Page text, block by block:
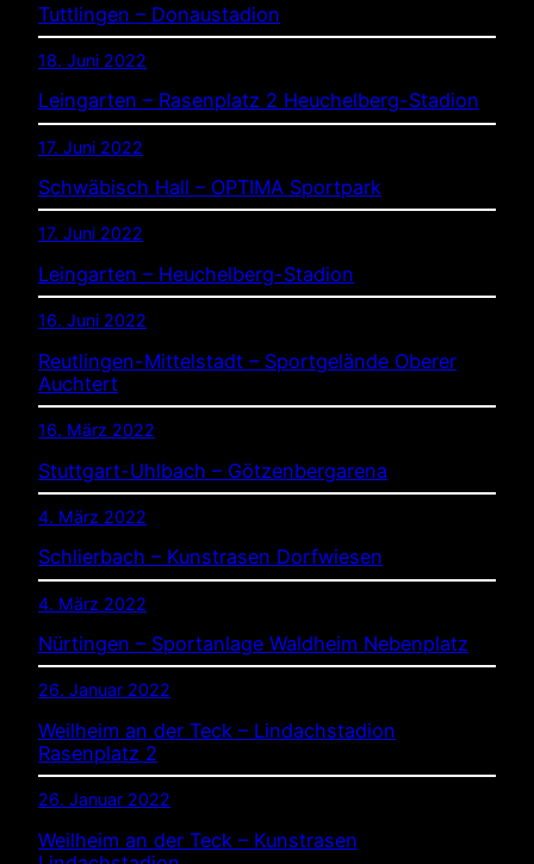
Tuttlingen – Donaustadion
18. Juni 2022
Leingarten – Rasenplatz 2 Heuchelberg-Stadion
17. Juni 2022
Schwäbisch Hall – OPTIMA Sportpark
17. Juni 2022
Leingarten – Heuchelberg-Stadion
16. Juni 2022
Reutlingen-Mittelstadt – Sportgelände Oberer
Auchtert
16. März 2022
Stuttgart-Uhlbach – Götzenbergarena
4. März 2022
Schlierbach – Kunstrasen Dorfwiesen
4. März 2022
Nürtingen – Sportanlage Waldheim Nebenplatz
26. Januar 2022
Weilheim an der Teck – Lindachstadion
Rasenplatz 2
26. Januar 2022
Weilheim an der Teck – Kunstrasen